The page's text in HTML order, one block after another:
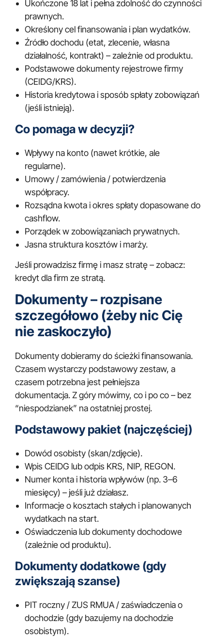
Ukończone 18 lat i pełna zdolność do czynności
prawnych.
Określony cel finansowania i plan wydatków.
Źródło dochodu (etat, zlecenie, własna
działalność, kontrakt) – zależnie od produktu.
Podstawowe dokumenty rejestrowe firmy
(CEIDG/KRS).
Historia kredytowa i sposób spłaty zobowiązań
(jeśli istnieją).
Co pomaga w decyzji?
Wpływy na konto (nawet krótkie, ale
regularne).
Umowy / zamówienia / potwierdzenia
współpracy.
Rozsądna kwota i okres spłaty dopasowane do
cashflow.
Porządek w zobowiązaniach prywatnych.
Jasna struktura kosztów i marży.
Jeśli prowadzisz firmę i masz stratę – zobacz:
kredyt dla firm ze stratą.
Dokumenty – rozpisane
szczegółowo (żeby nic Cię
nie zaskoczyło)
Dokumenty dobieramy do ścieżki finansowania.
Czasem wystarczy podstawowy zestaw, a
czasem potrzebna jest pełniejsza
dokumentacja. Z góry mówimy, co i po co – bez
“niespodzianek” na ostatniej prostej.
Podstawowy pakiet (najczęściej)
Dowód osobisty (skan/zdjęcie).
Wpis CEIDG lub odpis KRS, NIP, REGON.
Numer konta i historia wpływów (np. 3–6
miesięcy) – jeśli już działasz.
Informacje o kosztach stałych i planowanych
wydatkach na start.
Oświadczenia lub dokumenty dochodowe
(zależnie od produktu).
Dokumenty dodatkowe (gdy
zwiększają szanse)
PIT roczny / ZUS RMUA / zaświadczenia o
dochodzie (gdy bazujemy na dochodzie
osobistym).